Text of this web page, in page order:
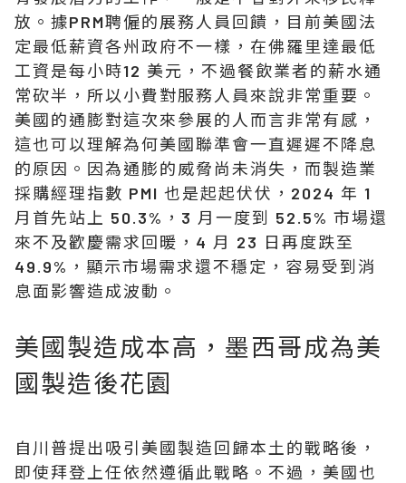
放。據PRM聘僱的展務人員回饋，目前美國法
定最低薪資各州政府不一樣，在佛羅里達最低
工資是每小時12 美元，不過餐飲業者的薪水通
常砍半，所以小費對服務人員來說非常重要。
美國的通膨對這次來參展的人而言非常有感，
這也可以理解為何美國聯準會一直遲遲不降息
的原因。因為通膨的威脅尚未消失，而製造業
採購經理指數 PMI 也是起起伏伏，2024 年 1
月首先站上 50.3%，3 月一度到 52.5% 市場還
來不及歡慶需求回暖，4 月 23 日再度跌至
49.9%，顯示市場需求還不穩定，容易受到消
息面影響造成波動。
美國製造成本高，墨西哥成為美
國製造後花園
自川普提出吸引美國製造回歸本土的戰略後，
即使拜登上任依然遵循此戰略。不過，美國也